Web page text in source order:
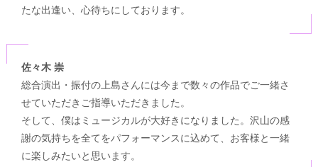
たな出逢い、心待ちにしております。
佐々木 崇
総合演出・振付の上島さんには今まで数々の作品でご一緒さ
せていただきご指導いただきました。
そして、僕はミュージカルが大好きになりました。沢山の感
謝の気持ちを全てをパフォーマンスに込めて、お客様と一緒
に楽しみたいと思います。